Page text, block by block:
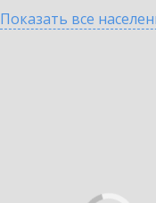
Показать все